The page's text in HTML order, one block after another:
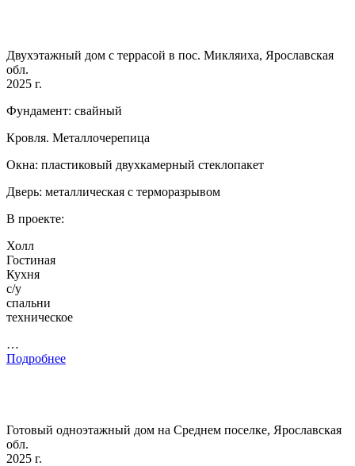
Двухэтажный дом с террасой в пос. Микляиха, Ярославская
обл.
2025 г.
Фундамент: свайный
Кровля. Металлочерепица
Окна: пластиковый двухкамерный стеклопакет
Дверь: металлическая с терморазрывом
В проекте:
Холл
Гостиная
Кухня
с/у
спальни
техническое
…
Подробнее
Готовый одноэтажный дом на Среднем поселке, Ярославская
обл.
2025 г.